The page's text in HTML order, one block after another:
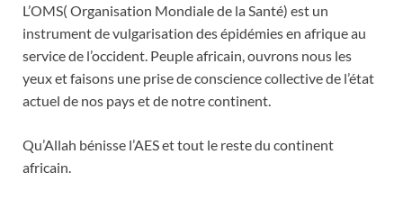
L’OMS( Organisation Mondiale de la Santé) est un
instrument de vulgarisation des épidémies en afrique au
service de l’occident. Peuple africain, ouvrons nous les
yeux et faisons une prise de conscience collective de l’état
actuel de nos pays et de notre continent.
Qu’Allah bénisse l’AES et tout le reste du continent
africain.